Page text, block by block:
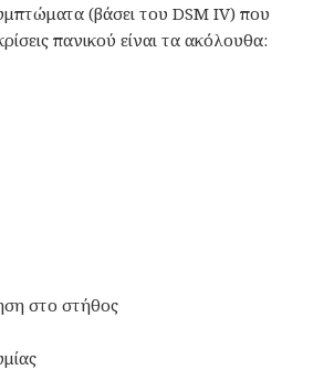
(βάσει του DSM IV) που
πανικού είναι τα ακόλουθα:
στο στήθος